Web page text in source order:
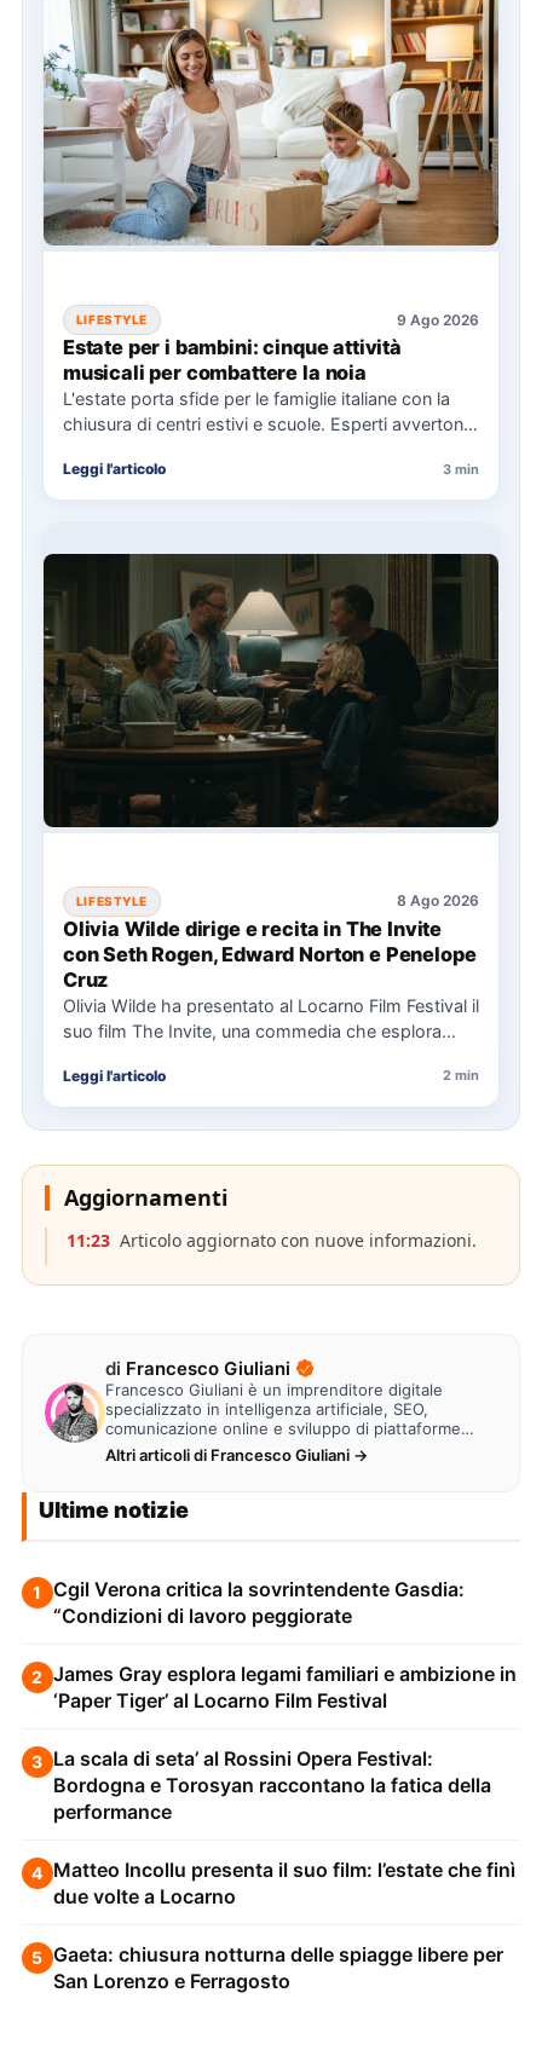
LIFESTYLE 9 Ago 2026
Estate per i bambini: cinque attività
musicali per combattere la noia
L'estate porta sfide per le famiglie italiane con la
chiusura di centri estivi e scuole. Esperti avvertono
Leggi l'articolo 3 min
LIFESTYLE 8 Ago 2026
Olivia Wilde dirige e recita in The Invite
con Seth Rogen, Edward Norton e Penelope
Cruz
Olivia Wilde ha presentato al Locarno Film Festival il
suo film The Invite, una commedia che esplora
Leggi l'articolo 2 min
Aggiornamenti
11:23 Articolo aggiornato con nuove informazioni.
di Francesco Giuliani
Francesco Giuliani è un imprenditore digitale
specializzato in intelligenza artificiale, SEO,
comunicazione online e sviluppo di piattaforme
web. Lavora alla creazione di…
Altri articoli di Francesco Giuliani →
Ultime notizie
1
Cgil Verona critica la sovrintendente Gasdia:
“Condizioni di lavoro peggiorate
2 James Gray esplora legami familiari e ambizione in
‘Paper Tiger’ al Locarno Film Festival
3 La scala di seta’ al Rossini Opera Festival:
Bordogna e Torosyan raccontano la fatica della
performance
4 Matteo Incollu presenta il suo film: l’estate che finì
due volte a Locarno
5 Gaeta: chiusura notturna delle spiagge libere per
San Lorenzo e Ferragosto